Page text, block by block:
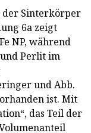
Sinterkörper
6a zeigt
NP, während
Perlit im
und Abb.
ist. Mit
das Teil der